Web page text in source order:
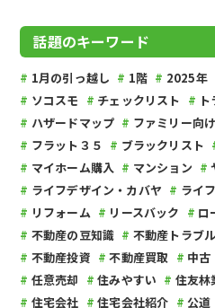
話題のキーワード
1月の引っ越し 1階 2025年
ソコスモ
チェックリスト
ハザードマップ
ファミリー向け
フラット３５
ブラックリスト
マイホーム購入
マンション
ライフデザイン・カバヤ
ライ
リフォーム
リースバック ロ
不動産の豆知識
不動産トラブル
不動産投資
不動産買取 中古
任意売却
住みやすい 住友林
住宅会社
住宅会社紹介 公道